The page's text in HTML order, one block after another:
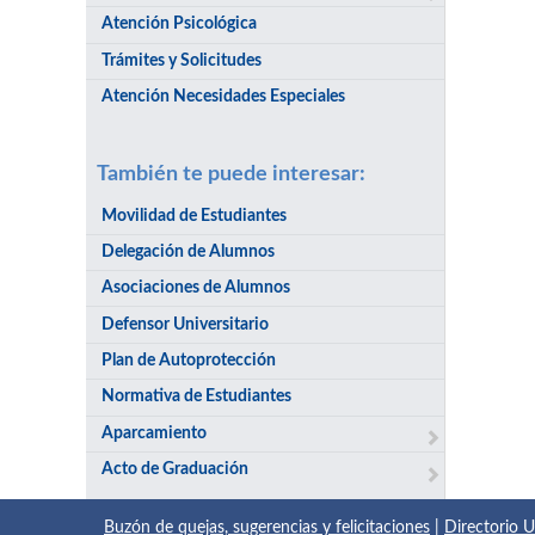
Atención Psicológica
Trámites y Solicitudes
Atención Necesidades Especiales
También te puede interesar:
Movilidad de Estudiantes
Delegación de Alumnos
Asociaciones de Alumnos
Defensor Universitario
Plan de Autoprotección
Normativa de Estudiantes
Aparcamiento
Acto de Graduación
Buzón de quejas, sugerencias y felicitaciones Directorio